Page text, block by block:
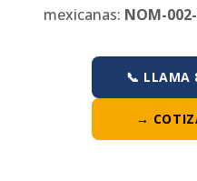
mexicanas: NOM-
📞 LLAMA
→